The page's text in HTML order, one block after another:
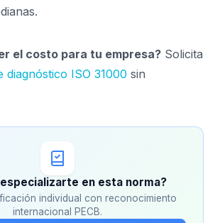
el costo para tu empresa? Solicita
diagnóstico ISO 31000 sin
en esta norma?
individual con reconocimiento
internacional PECB.